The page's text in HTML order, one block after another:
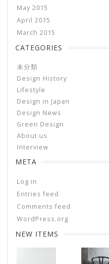
May 2015
April 2015
March 2015
CATEGORIES
未分類
Design History
Lifestyle
Design in Japan
Design News
Green Design
About us
Interview
META
Log in
Entries feed
Comments feed
WordPress.org
NEW ITEMS